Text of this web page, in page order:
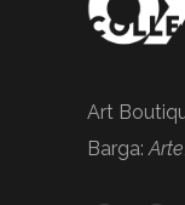
Art
Barga: Arte